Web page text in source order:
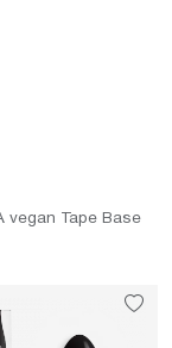
vegan Tape Base